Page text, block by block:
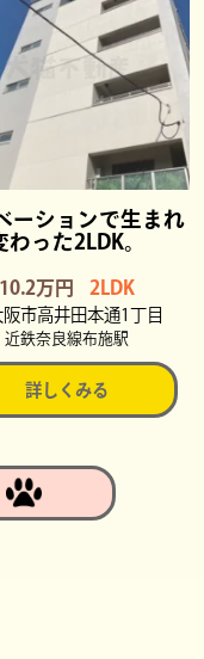
ーションで生まれ
わった2LDK。
10.2万円 2LDK
市高井田本通1丁目
近鉄奈良線布施駅
詳しくみる